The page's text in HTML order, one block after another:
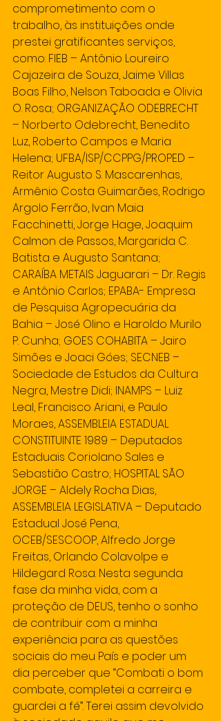
comprometimento com o
trabalho, às instituições onde
prestei gratificantes serviços,
como: FIEB – Antônio Loureiro
Cajazeira de Souza, Jaime Villas
Boas Filho, Nelson Taboada e Olivia
O. Rosa; ORGANIZAÇÃO ODEBRECHT
– Norberto Odebrecht, Benedito
Luz, Roberto Campos e Maria
Helena; UFBA/ISP/CCPPG/PROPED –
Reitor Augusto S. Mascarenhas,
Armênio Costa Guimarães, Rodrigo
Argolo Ferrão, Ivan Maia
Facchinetti, Jorge Hage, Joaquim
Calmon de Passos, Margarida C.
Batista e Augusto Santana;
CARAÍBA METAIS Jaguarari – Dr. Regis
e Antônio Carlos; EPABA- Empresa
de Pesquisa Agropecuária da
Bahia – José Olino e Haroldo Murilo
P. Cunha; GOES COHABITA – Jairo
Simões e Joaci Góes; SECNEB –
Sociedade de Estudos da Cultura
Negra, Mestre Didi; INAMPS – Luiz
Leal, Francisco Ariani, e Paulo
Moraes, ASSEMBLEIA ESTADUAL
CONSTITUINTE 1989 – Deputados
Estaduais Coriolano Sales e
Sebastião Castro; HOSPITAL SÃO
JORGE – Aldely Rocha Dias,
ASSEMBLEIA LEGISLATIVA – Deputado
Estadual José Pena,
OCEB/SESCOOP, Alfredo Jorge
Freitas, Orlando Colavolpe e
Hildegard Rosa. Nesta segunda
fase da minha vida, com a
proteção de DEUS, tenho o sonho
de contribuir com a minha
experiência para as questões
sociais do meu País e poder um
dia perceber que “Combati o bom
combate, completei a carreira e
guardei a fé”. Terei assim devolvido